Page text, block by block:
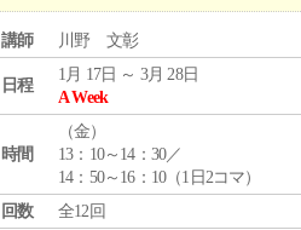
講師 川野 文彰
日程
1月 17日 ～ 3月 28日
A Week
時間
（金）
13：10～14：30／
14：50～16：10（1日2コマ）
回数
全12回